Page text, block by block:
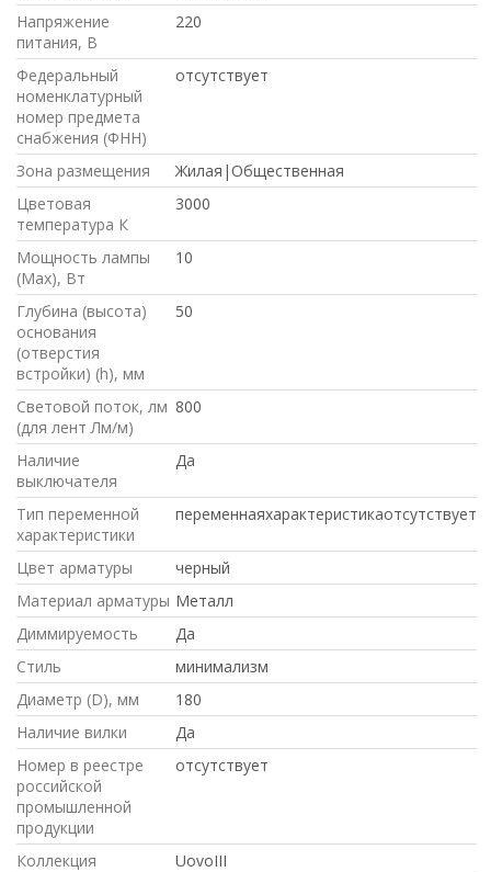
Напряжение
питания, В
220
Федеральный
номенклатурный
номер предмета
снабжения (ФНН)
отсутствует
Зона размещения
Жилая|Общественная
Цветовая
температура К
3000
Мощность лампы
(Max), Вт
10
Глубина (высота)
основания
(отверстия
встройки) (h), мм
50
Световой поток, лм
(для лент Лм/м)
800
Наличие
выключателя
Да
Тип переменной
характеристики
переменнаяхарактеристикаотсутствует
Цвет арматуры
черный
Материал арматуры Металл
Диммируемость
Да
Стиль
минимализм
Диаметр (D), мм
180
Наличие вилки
Да
Номер в реестре
российской
промышленной
продукции
отсутствует
Коллекция
UovoIII